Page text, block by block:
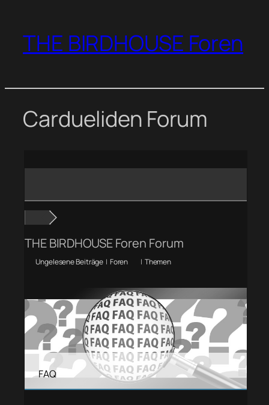
springen
THE BIRDHOUSE Foren
Cardueliden Forum
THE BIRDHOUSE Foren Forum
Ungelesene Beiträge | Foren | Themen
FAQ